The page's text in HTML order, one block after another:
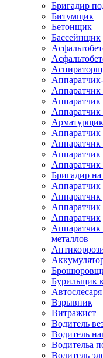
Бригадир
Битумщик
Бетонщик
Бассейнщик
Аппаратчик
Аппаратчик
Аппаратчик
Арматурщик
Аппаратчик
Аппаратчик
Аппаратчик
Аппаратчик
Бригадир на
Аппаратчик
Аппаратчик
Аппаратчик
Аппаратчик
Аппаратчик
металлов
Бурильщик
Автослесаря
Взрывник
Витражист
Водитель
Водитель
Водительа
Водитель